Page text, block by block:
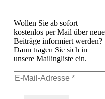
Wollen Sie ab sofort
kostenlos per Mail über neue
Beiträge informiert werden?
Dann tragen Sie sich in
unsere Mailingliste ein.